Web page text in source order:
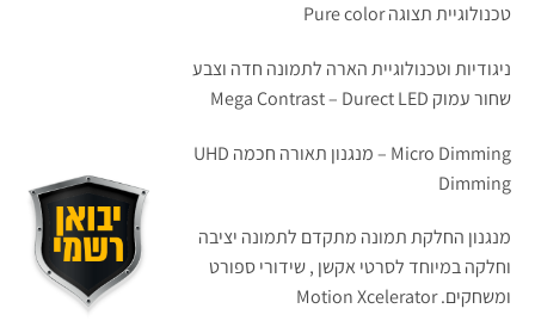
טכנולוגיית תצוגה Pure color
ניגודיות וטכנולוגיית הארה לתמונה חדה וצבע
שחור עמוק Mega Contrast – Durect LED
Micro Dimming – מנגנון תאורה חכמה UHD
Dimming
מנגנון החלקת תמונה מתקדם לתמונה יציבה
וחלקה במיוחד לסרטי אקשן , שידורי ספורט
ומשחקים. Motion Xcelerator